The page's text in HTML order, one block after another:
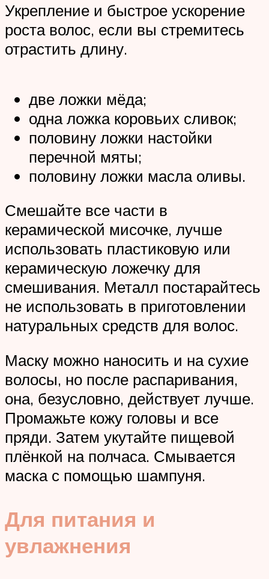
Укрепление и быстрое ускорение
роста волос, если вы стремитесь
отрастить длину.
две ложки мёда;
одна ложка коровьих сливок;
половину ложки настойки
перечной мяты;
половину ложки масла оливы.
Смешайте все части в
керамической мисочке, лучше
использовать пластиковую или
керамическую ложечку для
смешивания. Металл постарайтесь
не использовать в приготовлении
натуральных средств для волос.
Маску можно наносить и на сухие
волосы, но после распаривания,
она, безусловно, действует лучше.
Промажьте кожу головы и все
пряди. Затем укутайте пищевой
плёнкой на полчаса. Смывается
маска с помощью шампуня.
Для питания и
увлажнения